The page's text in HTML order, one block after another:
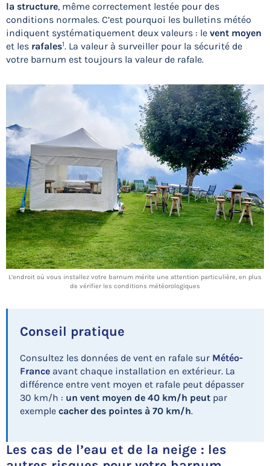
la structure, même correctement lestée pour des
conditions normales. C’est pourquoi les bulletins météo
indiquent systématiquement deux valeurs : le vent moyen
et les rafales1. La valeur à surveiller pour la sécurité de
votre barnum est toujours la valeur de rafale.
L’endroit où vous installez votre barnum mérite une attention particulière, en plus
de vérifier les conditions météorologiques
Conseil pratique
Consultez les données de vent en rafale sur Météo-
France avant chaque installation en extérieur. La
différence entre vent moyen et rafale peut dépasser
30 km/h : un vent moyen de 40 km/h peut par
exemple cacher des pointes à 70 km/h.
Les cas de l’eau et de la neige : les